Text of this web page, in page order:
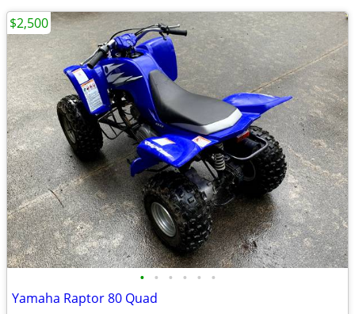
• • • • • •
Yamaha Raptor 80 Quad
$2,500